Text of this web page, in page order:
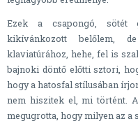
Ezek a csapongó, sötét
kikívánkozott belőlem,
klaviatúrához, hehe, fel is
bajnoki döntő előtti sztori,
hogy a hatosfal stílusában
nem hiszitek el, mi történt.
megugrotta, hogy milyen az a